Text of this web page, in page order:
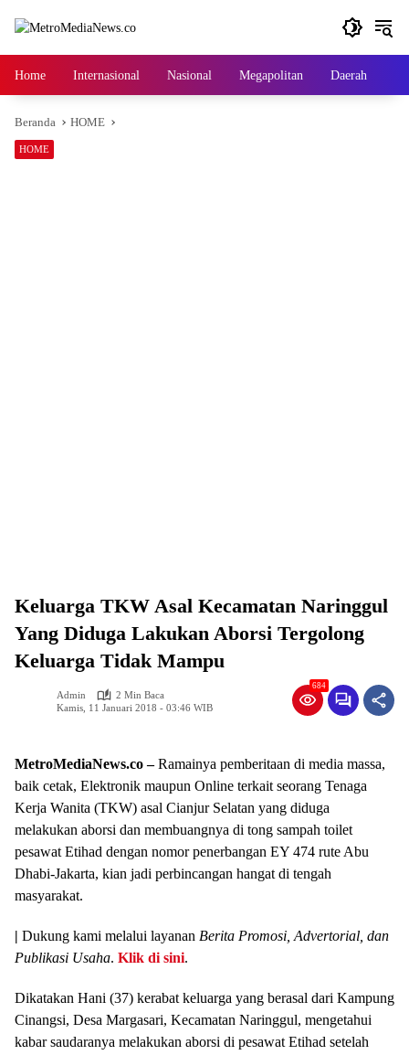
Home Internasional Nasional Megapolitan Daerah
Beranda HOME
HOME
Keluarga TKW Asal Kecamatan Naringgul
Yang Diduga Lakukan Aborsi Tergolong
Keluarga Tidak Mampu
Admin
2 Min Baca
Kamis, 11 Januari 2018 - 03:46 WIB
684
MetroMediaNews.co –Ramainya pemberitaan di media massa,
baik cetak, Elektronik maupun Online terkait seorang Tenaga
Kerja Wanita (TKW) asal Cianjur Selatan yang diduga
melakukan aborsi dan membuangnya di tong sampah toilet
pesawat Etihad dengan nomor penerbangan EY 474 rute Abu
Dhabi-Jakarta, kian jadi perbincangan hangat di tengah
masyarakat.
| Dukung kami melalui layanan Berita Promosi, Advertorial, dan
Publikasi Usaha. Klik di sini.
Dikatakan Hani (37) kerabat keluarga yang berasal dari Kampung
Cinangsi, Desa Margasari, Kecamatan Naringgul, mengetahui
kabar saudaranya melakukan aborsi di pesawat Etihad setelah